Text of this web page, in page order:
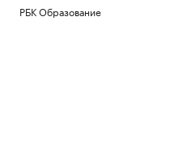
РБК Образование